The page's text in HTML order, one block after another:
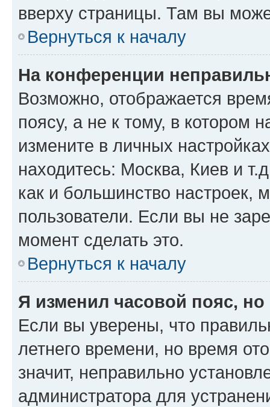
вверху страницы. Там вы
Вернуться к началу
На конференции
Возможно, отображается
поясу, а не к тому, в котором
измените в личных
находитесь: Москва, Киев и
как и большинство настроек,
пользователи. Если вы не
момент сделать это.
Вернуться к началу
Я изменил часовой пояс,
Если вы уверены, что
летнего времени, но время
значит, неправильно
администратора для